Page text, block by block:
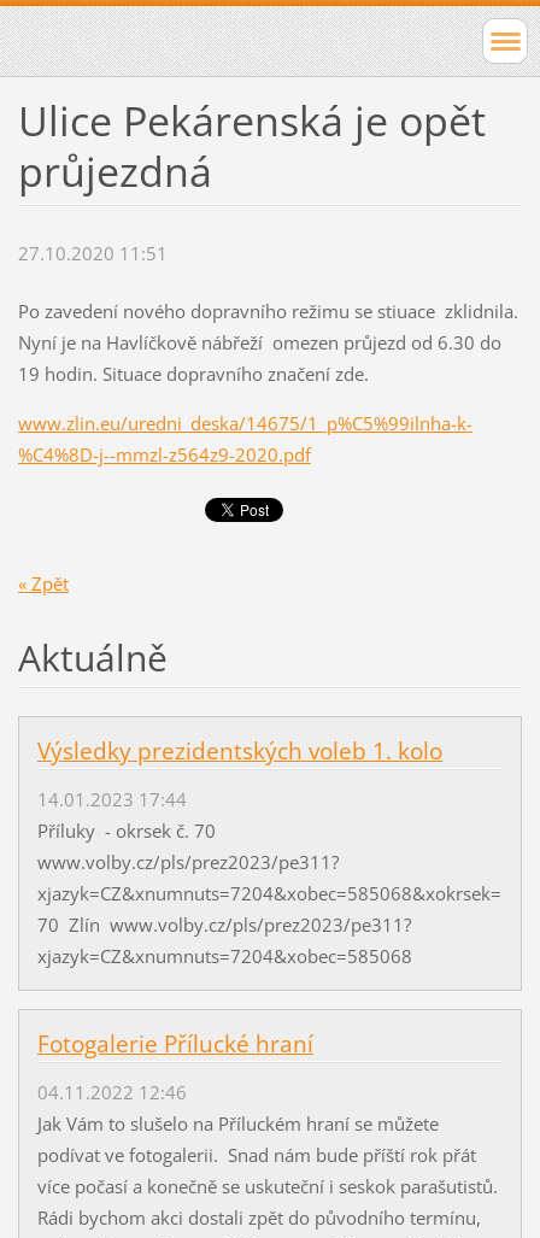
Ulice Pekárenská je opět
průjezdná
27.10.2020 11:51
Po zavedení nového dopravního režimu se stiuace zklidnila.
Nyní je na Havlíčkově nábřeží omezen průjezd od 6.30 do
19 hodin. Situace dopravního značení zde.
www.zlin.eu/uredni_deska/14675/1_p%C5%99ilnha-k-
%C4%8D-j--mmzl-z564z9-2020.pdf
« Zpět
Aktuálně
Výsledky prezidentských voleb 1. kolo
14.01.2023 17:44
Příluky - okrsek č. 70
www.volby.cz/pls/prez2023/pe311?
xjazyk=CZ&xnumnuts=7204&xobec=585068&xokrsek=
70 Zlín www.volby.cz/pls/prez2023/pe311?
xjazyk=CZ&xnumnuts=7204&xobec=585068
Fotogalerie Přílucké hraní
04.11.2022 12:46
Jak Vám to slušelo na Příluckém hraní se můžete
podívat ve fotogalerii. Snad nám bude příští rok přát
více počasí a konečně se uskuteční i seskok parašutistů.
Rádi bychom akci dostali zpět do původního termínu,